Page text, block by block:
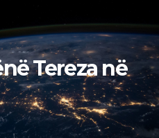
Tereza në